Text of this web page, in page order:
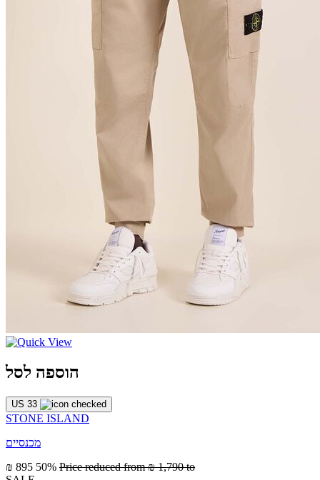
הוספה לסל
US 33
STONE ISLAND
מכנסיים
₪ 895 50% Price reduced from₪ 1,790 to